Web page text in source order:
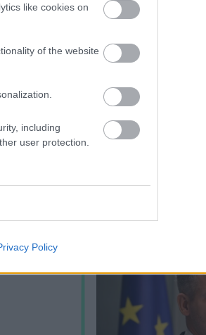
like cookies on
of the website
including
user protection.
Policy
PERL,
VAN A FÉRFI
VÁLOGATOTT
Észtország,